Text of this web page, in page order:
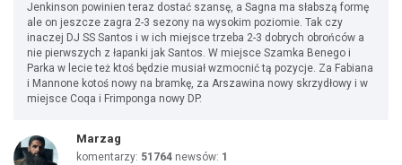
Jenkinson powinien teraz dostać szansę, a Sagna ma słabszą formę
ale on jeszcze zagra 2-3 sezony na wysokim poziomie. Tak czy
inaczej DJ SS Santos i w ich miejsce trzeba 2-3 dobrych obrońców a
nie pierwszych z łapanki jak Santos. W miejsce Szamka Benego i
Parka w lecie też ktoś będzie musiał wzmocnić tą pozycje. Za Fabiana
i Mannone kotoś nowy na bramkę, za Arszawina nowy skrzydłowy i w
miejsce Coqa i Frimponga nowy DP.
Marzag
komentarzy: 51764 newsów: 1